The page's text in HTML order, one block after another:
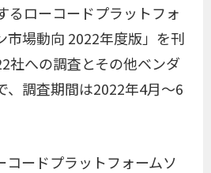
るローコードプラットフォ
市場動向 2022年度版」を刊
社への調査とその他ベンダ
、調査期間は2022年4月〜6
コードプラットフォームソ